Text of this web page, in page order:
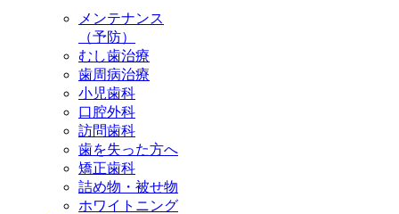
メンテナンス
（予防）
むし歯治療
歯周病治療
小児歯科
口腔外科
訪問歯科
歯を失った方へ
矯正歯科
詰め物・被せ物
ホワイトニング